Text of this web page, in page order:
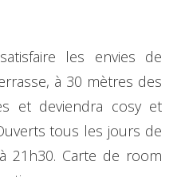
les envies de
à 30 mètres des
et deviendra cosy et
tous les jours de
21h30. Carte de room